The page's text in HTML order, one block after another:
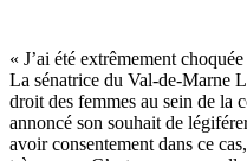
« J’ai été extrêmement
La sénatrice du Val-de-Marne
droit des femmes au sein de la
annoncé son souhait de
avoir consentement dans ce